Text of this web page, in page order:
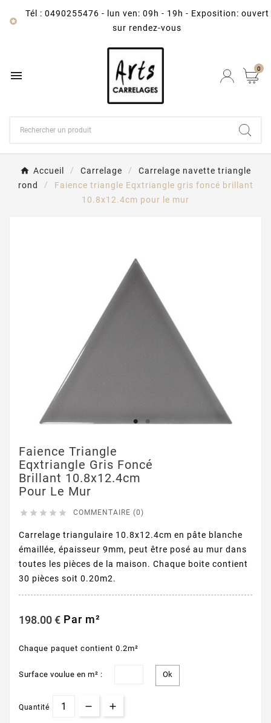

Tél : 0490255476 -
lun ven: 09h - 19h - Exposition: ouvert
sur rendez-vous
 0
Accueil Carrelage
Carrelage navette triangle
rond
Faience triangle Eqxtriangle gris foncé brillant
10.8x12.4cm pour le mur
Faience Triangle
Eqxtriangle Gris Foncé
Brillant 10.8x12.4cm
Pour Le Mur
     COMMENTAIRE (0)
Carrelage triangulaire 10.8x12.4cm en pâte blanche
émaillée, épaisseur 9mm, peut être posé au mur dans
toutes les pièces de la maison. Chaque boite contient
30 pièces soit 0.20m2.
198.00 € Par m²
Chaque paquet contient 0.2m²
Surface voulue en m² :
Quantité